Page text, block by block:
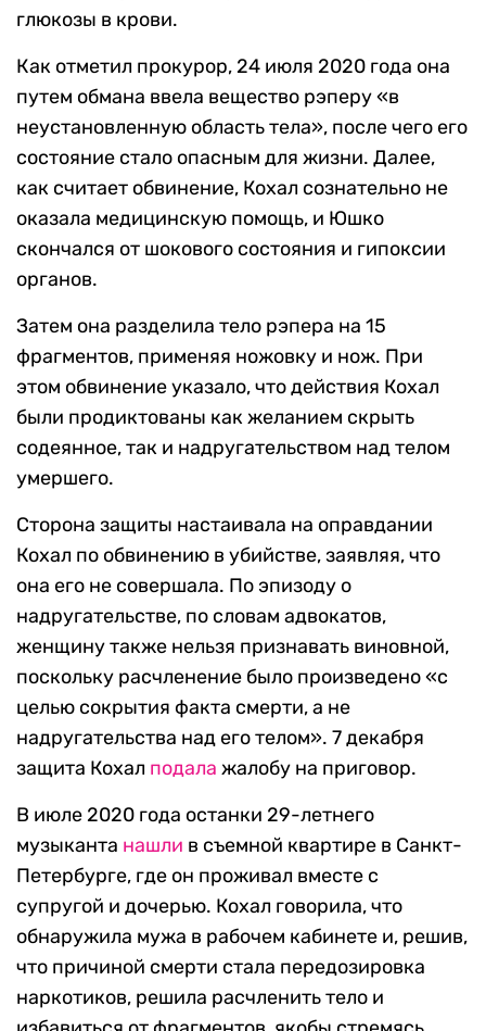
глюкозы в крови.
Как отметил прокурор, 24 июля 2020 года она
путем обмана ввела вещество рэперу «в
неустановленную область тела», после чего его
состояние стало опасным для жизни. Далее,
как считает обвинение, Кохал сознательно не
оказала медицинскую помощь, и Юшко
скончался от шокового состояния и гипоксии
органов.
Затем она разделила тело рэпера на 15
фрагментов, применяя ножовку и нож. При
этом обвинение указало, что действия Кохал
были продиктованы как желанием скрыть
содеянное, так и надругательством над телом
умершего.
Сторона защиты настаивала на оправдании
Кохал по обвинению в убийстве, заявляя, что
она его не совершала. По эпизоду о
надругательстве, по словам адвокатов,
женщину также нельзя признавать виновной,
поскольку расчленение было произведено «с
целью сокрытия факта смерти, а не
надругательства над его телом». 7 декабря
защита Кохал подала жалобу на приговор.
В июле 2020 года останки 29-летнего
музыканта нашли в съемной квартире в Санкт-
Петербурге, где он проживал вместе с
супругой и дочерью. Кохал говорила, что
обнаружила мужа в рабочем кабинете и, решив,
что причиной смерти стала передозировка
наркотиков, решила расчленить тело и